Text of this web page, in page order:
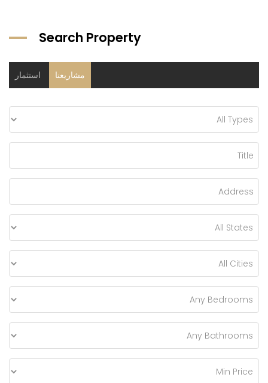
Search Property
مشاريعنا استثمار